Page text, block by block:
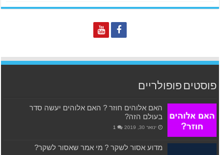
פוסטים פופולריים
האם אלוהים חוזר ? האם אלוהים יעשה סדר
בעולם הזה?
ינואר 30, 2019 1
מדוע אסור לשקר ? מי אמר שאסור לשקר?